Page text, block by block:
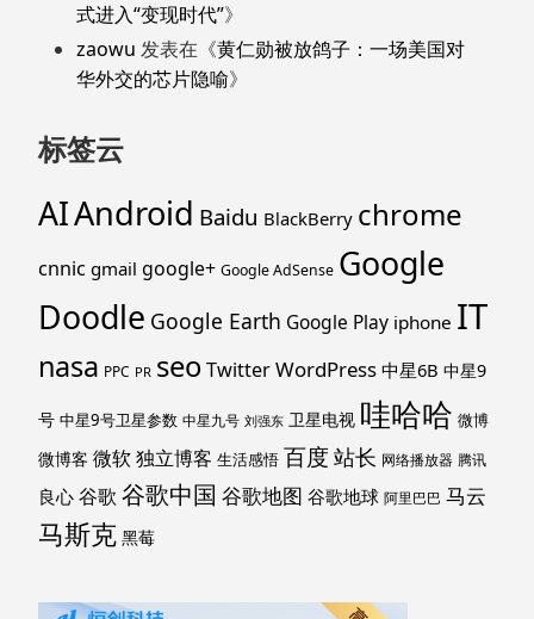
式进入“变现时代”》
zaowu 发表在《黄仁勋被放鸽子：一场美国对
华外交的芯片隐喻》
标签云
AIAndroid Baidu BlackBerry chrome
cnnic gmail google+ Google AdSense Google
Doodle Google Earth Google Play iphone IT
nasa PPC PR seoTwitterWordPress 中星6B 中星9
号 中星9号卫星参数 中星九号 刘强东 卫星电视 哇哈哈 微博
微博客 微软独立博客 生活感悟 百度 站长 网络播放器 腾讯
良心 谷歌 谷歌中国 谷歌地图 谷歌地球 阿里巴巴 马云
马斯克 黑莓